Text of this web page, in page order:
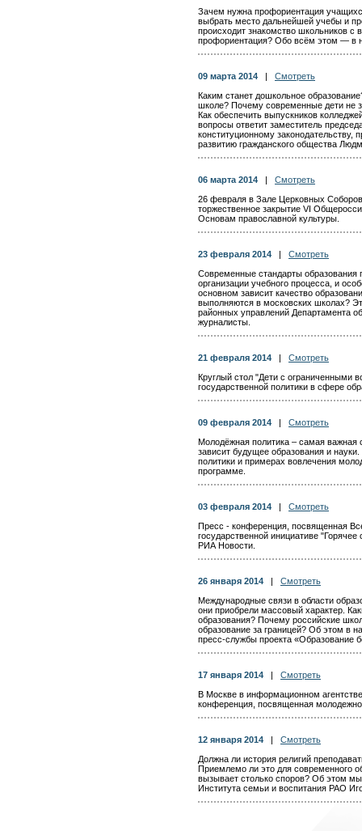
Зачем нужна профориентация
выбрать место дальнейшей учебы и
происходит знакомство школьников с
профориентация? Обо всём этом — в
09 марта 2014
Смотреть
Каким станет дошкольное
школе? Почему современные дети не
Как обеспечить выпускников
вопросы ответит заместитель
конституционному
развитию гражданского общества
06 марта 2014
Смотреть
26 февраля в Зале Церковных
торжественное закрытие VI
Основам православной культуры.
23 февраля 2014
Смотреть
Современные стандарты образования
организации учебного процесса, и
основном зависит качество
выполняются в московских школах?
районных управлений Департамента
журналисты.
21 февраля 2014
Смотреть
Круглый стол "Дети с ограниченными
государственной политики в сфере
09 февраля 2014
Смотреть
Молодёжная политика – самая важная
зависит будущее образования и
политики и примерах вовлечения
программе.
03 февраля 2014
Смотреть
Пресс - конференция, посвященная
государственной инициативе
РИА Новости.
26 января 2014
Смотреть
Международные связи в области
они приобрели массовый характер.
образования? Почему российские
образование за границей? Об этом в
пресс-службы проекта «Образование
17 января 2014
Смотреть
В Москве в информационном
конференция, посвященная
12 января 2014
Смотреть
Должна ли история религий
Приемлемо ли это для современного
вызывает столько споров? Об этом
Института семьи и воспитания РАО